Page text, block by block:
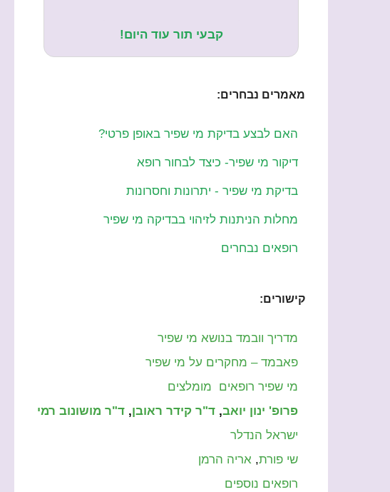
קבעי תור עוד היום!
מאמרים נבחרים:
האם לבצע בדיקת מי שפיר באופן פרטי?
דיקור מי שפיר- כיצד לבחור רופא
בדיקת מי שפיר - יתרונות וחסרונות
מחלות הניתנות לזיהוי בבדיקה מי שפיר
רופאים נבחרים
קישורים:
מדריך וובמד בנושא מי שפיר
פאבמד – מחקרים על מי שפיר
מי שפיר רופאים מומלצים
פרופ' ינון יואב, ד"ר קידר ראובן, ד"ר מושונוב רמי
ישראל הנדלר
שי פורת, אריה הרמן
רופאים נוספים